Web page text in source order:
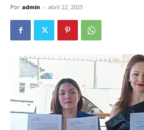
Por admin - abril 22, 2025